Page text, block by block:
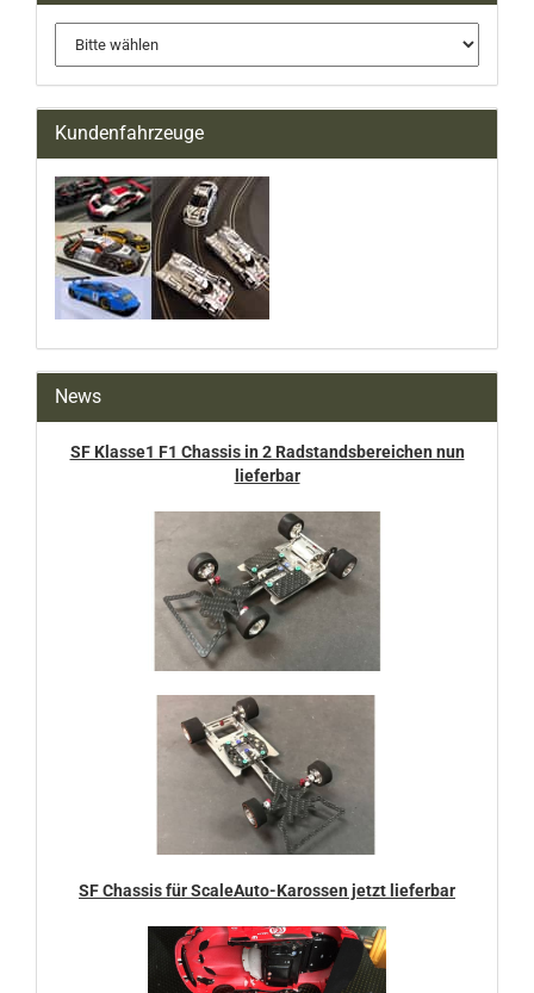
Kundenfahrzeuge
News
SF Klasse1 F1 Chassis in 2 Radstandsbereichen nun
lieferbar
SF Chassis für ScaleAuto-Karossen jetzt lieferbar